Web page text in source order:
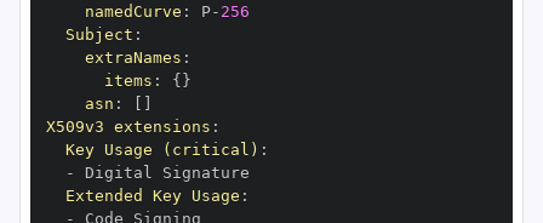
namedCurve : P- 256
Subject :
extraNames :
items : { }
asn :
X509v3 extensions :
Key Usage (critical) :
-
Extended Key Usage :
-